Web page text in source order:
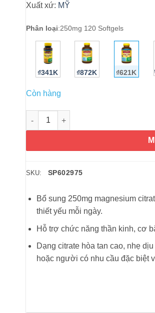
Xuất xứ: MỸ
Phân loại:250mg 120 Softgels
₫341K ₫872K ₫621K
Còn hàng
Viên uống bổ sung Magiê Nature
SKU: SP602975
Bổ sung 250mg magnesium
thiết yếu mỗi ngày.
Hỗ trợ chức năng thần kinh, cơ
Dạng citrate hòa tan cao, nhẹ
hoặc người có nhu cầu đặc biệt